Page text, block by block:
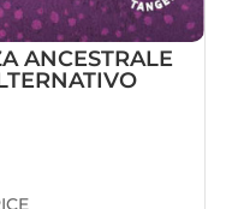
ANCESTRALE